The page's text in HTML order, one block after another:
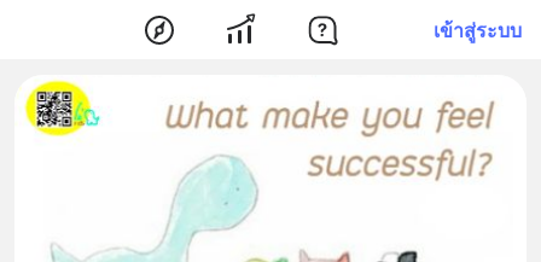
เข้าสู่ระบบ